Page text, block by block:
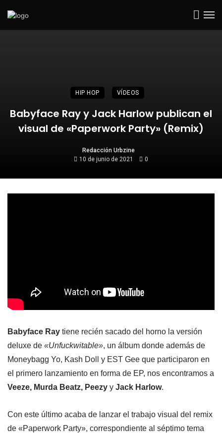
HIP HOP VÍDEOS
Babyface Ray y Jack Harlow publican el
visual de «Paperwork Party» (Remix)
Redacción Urbzine
10 de junio de 2021
0
Babyface Ray tiene recién sacado del horno la versión
deluxe de «Unfuckwitable», un álbum donde además de
Moneybagg Yo, Kash Doll y EST Gee que participaron en
el primero lanzamiento en forma de EP, nos encontramos a
Veeze, Murda Beatz, Peezy y Jack Harlow.
Con este último acaba de lanzar el trabajo visual del remix
de «Paperwork Party», correspondiente al séptimo tema